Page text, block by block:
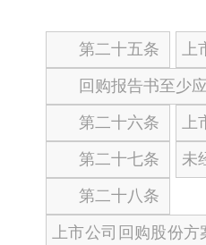
第二十五条 上
回购报告书至少应
第二十六条 上
第二十七条 未
第二十八条
上市公司回购股份